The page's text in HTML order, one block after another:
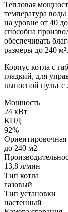
Тепловая
температура
на уровне от 40
способна
обеспечивать
размеры до 240 м².
Корпус котла с
гладкий, для
выносной пульт
Мощность
24 кВт
КПД
92%
до 240 м2
13,8 л/мин
Тип котла
газовый
Тип установки
настенный